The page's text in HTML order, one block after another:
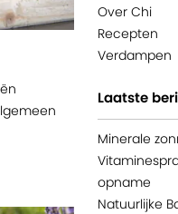
Laatste
Minerale
opname
Natuurlijke
Over Chi
Recepten
Verdampen